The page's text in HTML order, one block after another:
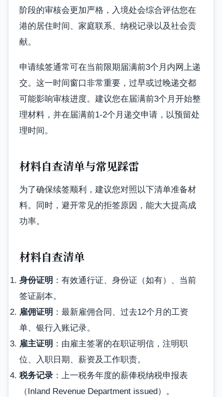
阶段的审核会更加严格，入境处会综合评估您在
港的居住时间、家庭联系、纳税记录以及社会贡
献。
申请续签通常可在当前限期届满前3个月内网上递
交。这一时间窗口非常重要，过早或过晚递交都
可能影响审核进度。建议您在届满前3个月开始整
理材料，并在届满前1-2个月递交申请，以预留处
理时间。
材料自查清单与常见踩雷
为了确保续签顺利，建议您对照以下清单准备材
料。同时，避开常见的拒签原因，能大大提高成
功率。
材料自查清单
身份证明 ：有效通行证、身份证（如有）、当前
签证副本。
雇佣证明 ：最新雇佣合同、过去12个月的工资
单、银行入账记录。
雇主证明 ：由雇主签署的在职证明信，注明职
位、入职日期、薪资及工作职责。
税务记录 ：上一税务年度的薪俸税纳税申报表
（Inland Revenue Department issued）。